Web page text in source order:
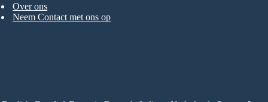
Over ons
Neem Contact met ons op